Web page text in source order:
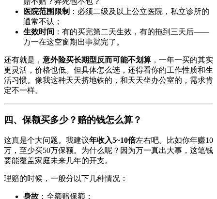
医院范围限制 ：必须二级及以上公立医院，私立诊所的
通常不认；
生效时间 ：有的买完第二天生效，有的拖到三天后——
万一在这空窗期出事就完了。
还有就是， 意外险买长期型反而可能不划算 ，一年一买的其实
更灵活，价格也低。但具体怎么选，还得看你的工作性质和生
活习惯。像我这种天天挤地铁的，和天天坐办公室的，需求肯
定不一样。
四、保额买多少？赔的钱怎么算？
这真是个大问题。我建议年收入5~10倍左右吧。比如你年赚10
万，至少买50万保额。为什么呢？因为万一真出大事，这笔钱
要能覆盖家庭未来几年的开支。
理赔的时候，一般分以下几种情况：
身故 ：全额赔保额；